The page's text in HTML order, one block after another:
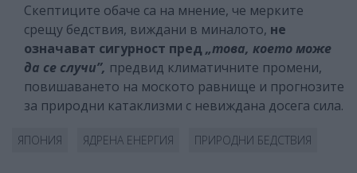
Скептиците обаче са на мнение, че мерките
срещу бедствия, виждани в миналото, не
означават сигурност пред„това, което може
да се случи”, предвид климатичните промени,
повишаването на моското равнище и прогнозите
за природни катаклизми с невиждана досега сила.
ЯПОНИЯ ЯДРЕНА ЕНЕРГИЯ ПРИРОДНИ БЕДСТВИЯ